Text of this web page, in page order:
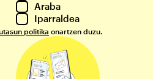
Araba
Iparraldea
politika onartzen duzu.